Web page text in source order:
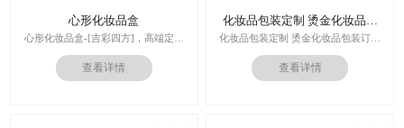
心形化妆品盒
心形化妆品盒-[吉彩四方]，高端定制
走心的礼品包装盒
多对1服务,德国SGD技术,3.0创意视觉
设计,实体工厂,德国海德堡7色UV印刷
查看详情
化妆品包装定制 烫金化妆品包
装订做
化妆品包装定制 烫金化妆品包装订做
厂家
印刷技术：专色印刷/四色印刷
查看详情